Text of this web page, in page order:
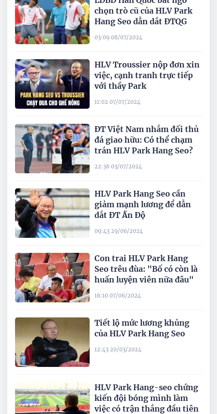
chọn trò cũ của HLV Park
Hang Seo dẫn dắt ĐTQG
03:09 08/07/2024
HLV Troussier nộp đơn xin
việc, cạnh tranh trực tiếp
với thầy Park
11:02 07/07/2024
ĐT Việt Nam nhắm đối thủ
đá giao hữu: Có thể chạm
trán HLV Park Hang Seo?
22:36 03/07/2024
HLV Park Hang Seo cần
giảm mạnh lương để dẫn
dắt ĐT Ấn Độ
09:43 29/06/2024
Con trai HLV Park Hang
Seo trêu đùa: "Bố có còn là
huấn luyện viên nữa đâu"
16:10 07/06/2024
Tiết lộ mức lương khủng
của HLV Park Hang Seo
12:43 20/03/2024
HLV Park Hang-seo chứng
kiến đội bóng mình làm
việc có trận thắng đầu tiên